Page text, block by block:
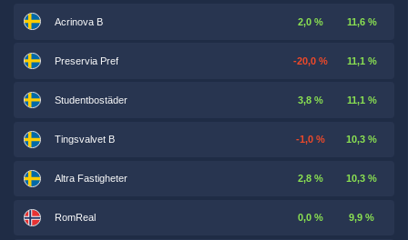
Acrinova B 2,0 % 11,6 %
Preservia Pref -20,0 % 11,1 %
Studentbostäder 3,8 % 11,1 %
Tingsvalvet B -1,0 % 10,3 %
Altra Fastigheter 2,8 % 10,3 %
RomReal 0,0 % 9,9 %